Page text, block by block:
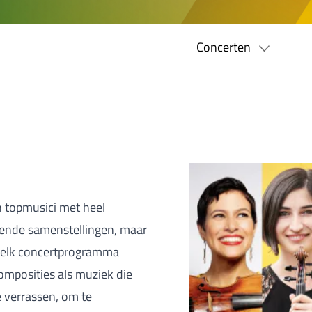
Concerten
topmusici met heel
samenstellingen, maar
concertprogramma
als muziek die
om te